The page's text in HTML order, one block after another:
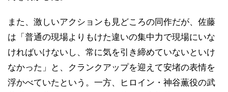
また、激しいアクションも見どころの同作だが、佐藤
は「普通の現場よりもけた違いの集中力で現場にいな
ければいけないし、常に気を引き締めていないといけ
なかった」と、クランクアップを迎えて安堵の表情を
浮かべていたという。一方、ヒロイン・神谷薫役の武